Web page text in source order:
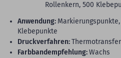
Rollenkern, 500
Anwendung:
Klebepunkte
Druckverfahren:Thermotransfer
Farbbandempfehlung:Wachs